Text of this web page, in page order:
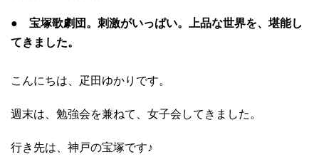
● 宝塚歌劇団。刺激がいっぱい。上品な世界を、堪能し
てきました。
こんにちは、疋田ゆかりです。
週末は、勉強会を兼ねて、女子会してきました。
行き先は、神戸の宝塚です♪